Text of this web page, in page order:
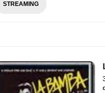
STREAMING